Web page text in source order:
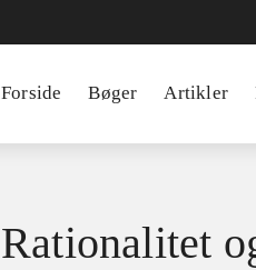
Forside Bøger Artikler
Rationalitet